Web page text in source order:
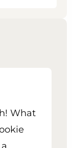
What